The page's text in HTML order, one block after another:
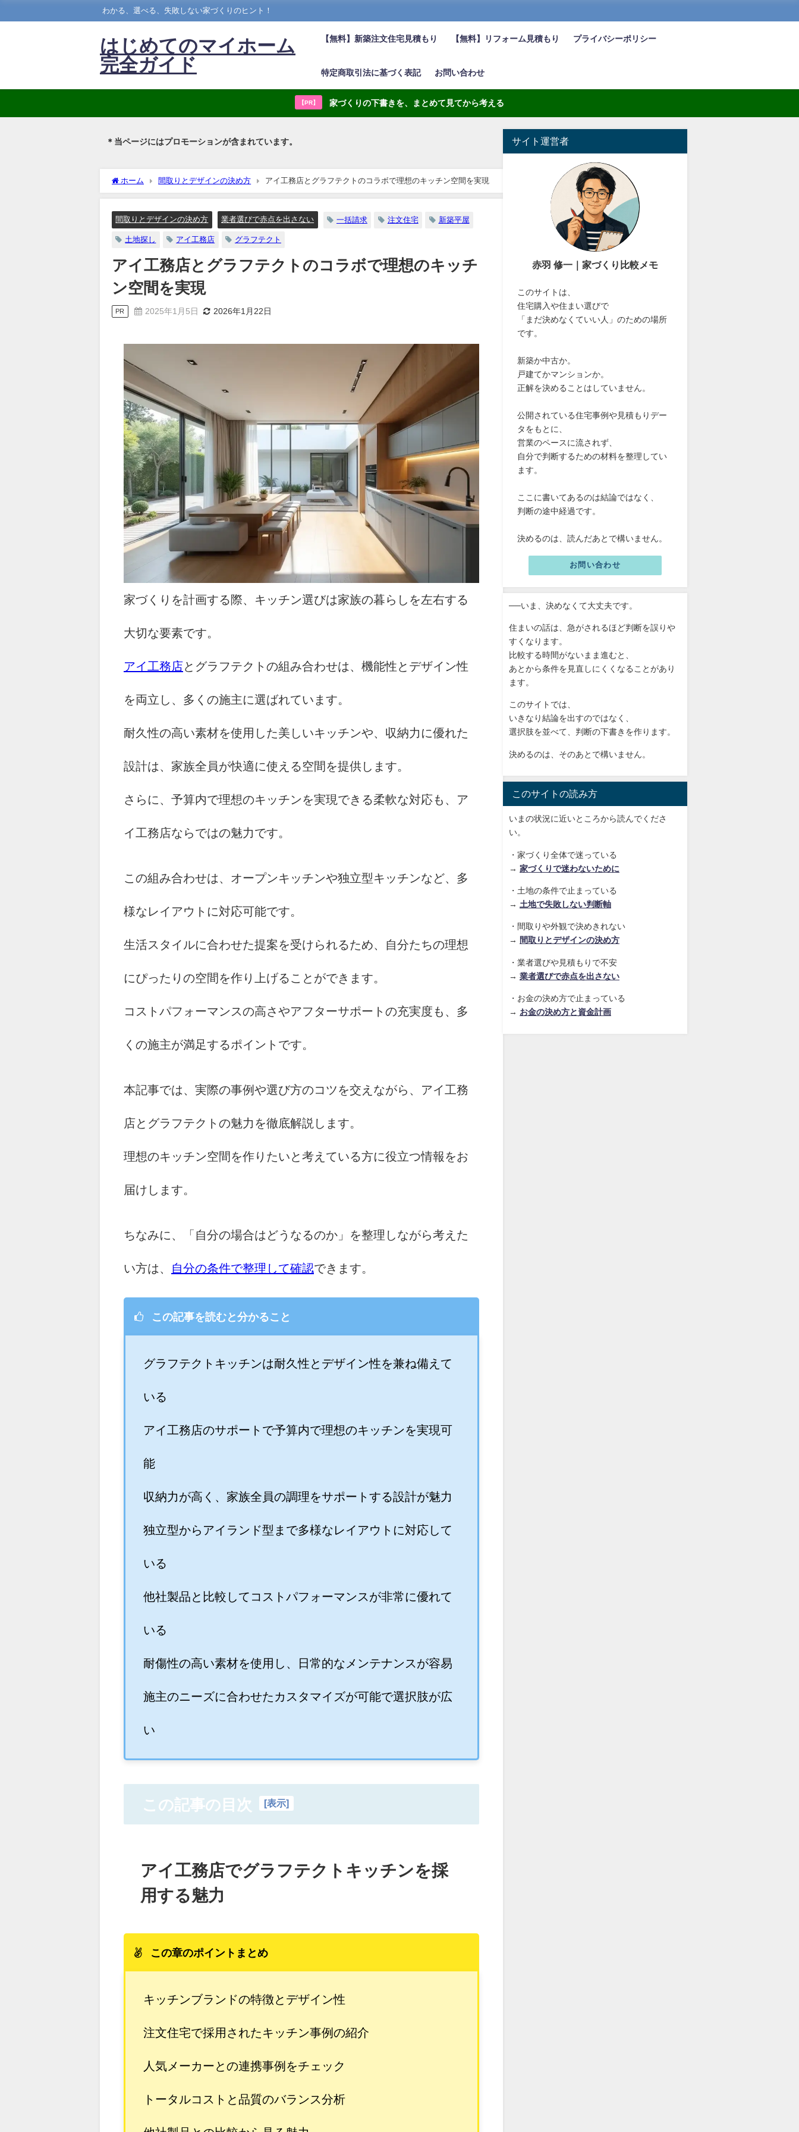
わかる、選べる、失敗しない家づくりのヒント！
はじめてのマイホーム
完全ガイド
【無料】新築注文住宅見積もり 【無料】リフォーム見積もり プライバシーポリシー
特定商取引法に基づく表記 お問い合わせ
【PR】 家づくりの下書きを、まとめて見てから考える
＊当ページにはプロモーションが含まれています。
ホーム 間取りとデザインの決め方 アイ工務店とグラフテクトのコラボで理想のキッチン空間を実現
間取りとデザインの決め方 業者選びで赤点を出さない 一括請求 注文住宅 新築平屋
土地探し アイ工務店 グラフテクト
アイ工務店とグラフテクトのコラボで理想のキッチ
ン空間を実現
PR 2025年1月5日 2026年1月22日
家づくりを計画する際、キッチン選びは家族の暮らしを左右する
大切な要素です。
アイ工務店 とグラフテクトの組み合わせは、機能性とデザイン性
を両立し、多くの施主に選ばれています。
耐久性の高い素材を使用した美しいキッチンや、収納力に優れた
設計は、家族全員が快適に使える空間を提供します。
さらに、予算内で理想のキッチンを実現できる柔軟な対応も、ア
イ工務店ならではの魅力です。
この組み合わせは、オープンキッチンや独立型キッチンなど、多
様なレイアウトに対応可能です。
生活スタイルに合わせた提案を受けられるため、自分たちの理想
にぴったりの空間を作り上げることができます。
コストパフォーマンスの高さやアフターサポートの充実度も、多
くの施主が満足するポイントです。
本記事では、実際の事例や選び方のコツを交えながら、アイ工務
店とグラフテクトの魅力を徹底解説します。
理想のキッチン空間を作りたいと考えている方に役立つ情報をお
届けします。
ちなみに、「自分の場合はどうなるのか」を整理しながら考えた
い方は、 自分の条件で整理して確認できます。
この記事を読むと分かること
グラフテクトキッチンは耐久性とデザイン性を兼ね備えて
いる
アイ工務店のサポートで予算内で理想のキッチンを実現可
能
収納力が高く、家族全員の調理をサポートする設計が魅力
独立型からアイランド型まで多様なレイアウトに対応して
いる
他社製品と比較してコストパフォーマンスが非常に優れて
いる
耐傷性の高い素材を使用し、日常的なメンテナンスが容易
施主のニーズに合わせたカスタマイズが可能で選択肢が広
い
この記事の目次 [表示]
アイ工務店でグラフテクトキッチンを採
用する魅力
この章のポイントまとめ
キッチンブランドの特徴とデザイン性
注文住宅で採用されたキッチン事例の紹介
人気メーカーとの連携事例をチェック
トータルコストと品質のバランス分析
サイト運営者
赤羽 修一｜家づくり比較メモ
このサイトは、
住宅購入や住まい選びで
「まだ決めなくていい人」のための場所
です。
新築か中古か。
戸建てかマンションか。
正解を決めることはしていません。
公開されている住宅事例や見積もりデー
タをもとに、
営業のペースに流されず、
自分で判断するための材料を整理してい
ます。
ここに書いてあるのは結論ではなく、
判断の途中経過です。
決めるのは、読んだあとで構いません。
お問い合わせ
──いま、決めなくて大丈夫です。
住まいの話は、急がされるほど判断を誤りや
すくなります。
比較する時間がないまま進むと、
あとから条件を見直しにくくなることがあり
ます。
このサイトでは、
いきなり結論を出すのではなく、
選択肢を並べて、判断の下書きを作ります。
決めるのは、そのあとで構いません。
このサイトの読み方
いまの状況に近いところから読んでくださ
い。
・家づくり全体で迷っている
→ 家づくりで迷わないために
・土地の条件で止まっている
→ 土地で失敗しない判断軸
・間取りや外観で決めきれない
→
間取りとデザインの決め方
・業者選びや見積もりで不安
→ 業者選びで赤点を出さない
・お金の決め方で止まっている
→ お金の決め方と資金計画